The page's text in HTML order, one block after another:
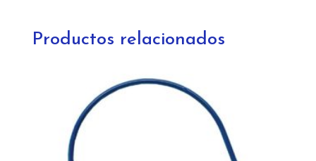
Productos relacionados